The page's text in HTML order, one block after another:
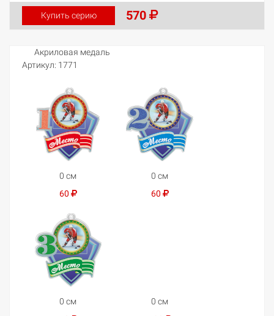
Купить серию 570
Акриловая медаль
Артикул: 1771
0 см
60
0 см
60
0 см
0 см